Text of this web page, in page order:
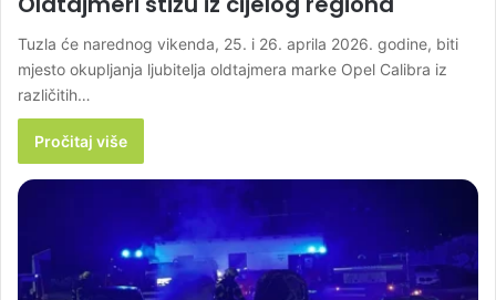
Tuzla će narednog vikenda, 25. i 26. aprila 2026. godine, biti
mjesto okupljanja ljubitelja oldtajmera marke Opel Calibra iz
različitih…
Pročitaj više